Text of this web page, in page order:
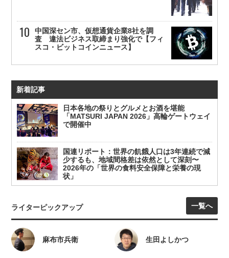
中国深セン市、仮想通貨企業8社を調
査 違法ビジネス取締まり強化で【フィ
スコ・ビットコインニュース】
新着記事
日本各地の祭りとグルメとお酒を堪能
「MATSURI JAPAN 2026」高輪ゲートウェイ
で開催中
国連リポート：世界の飢餓人口は3年連続で減
少するも、地域間格差は依然として深刻〜
2026年の「世界の食料安全保障と栄養の現
状」
ライターピックアップ 一覧へ
麻布市兵衛 生田よしかつ